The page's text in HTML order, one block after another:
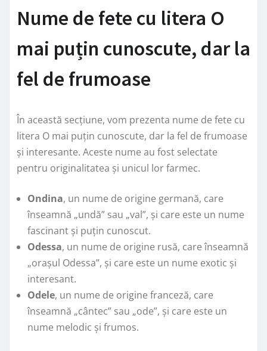
Nume de fete cu litera O
mai puțin cunoscute, dar la
fel de frumoase
În această secțiune, vom prezenta nume de fete cu
litera O mai puțin cunoscute, dar la fel de frumoase
și interesante. Aceste nume au fost selectate
pentru originalitatea și unicul lor farmec.
Ondina, un nume de origine germană, care
înseamnă „undă” sau „val”, și care este un nume
fascinant și puțin cunoscut.
Odessa, un nume de origine rusă, care înseamnă
„orașul Odessa”, și care este un nume exotic și
interesant.
Odele, un nume de origine franceză, care
înseamnă „cântec” sau „ode”, și care este un
nume melodic și frumos.